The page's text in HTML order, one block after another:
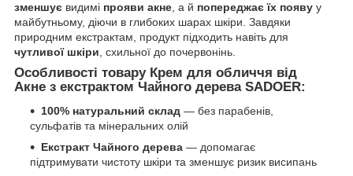
зменшує видимі прояви акне, а й попереджає їх появу у
майбутньому, діючи в глибоких шарах шкіри. Завдяки
природним екстрактам, продукт підходить навіть для
чутливої шкіри, схильної до почервонінь.
Особливості товару Крем для обличчя від
Акне з екстрактом Чайного дерева SADOER:
100% натуральний склад — без парабенів,
сульфатів та мінеральних олій
Екстракт Чайного дерева — допомагає
підтримувати чистоту шкіри та зменшує ризик висипань